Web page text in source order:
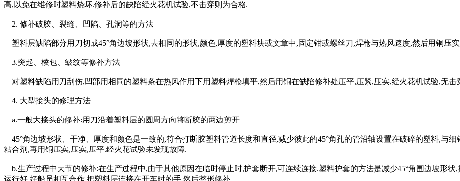
高,以免在维修时塑料烧坏.修补后的缺陷经火花机试验,不击穿则为合格.
2. 修补破胶、裂缝、凹陷、孔洞等的方法
塑料层缺陷部分用刀切成45°角边坡形状,去相同的形状,颜色,厚度的塑料块或文章中,固定钳或螺丝刀,焊枪与热风速度,然后用铜压
3.突起、棱包、皱纹等修补方法
对塑料缺陷用刀刮伤,凹部用相同的塑料条在热风作用下用塑料焊枪填平,然后用铜在缺陷修补处压平,压紧,压实,经火花机试验,无击
4. 大型接头的修理方法
a.一般大接头的修补:用刀沿着塑料层的圆周方向将断胶的两边剪开
45°角边坡形状、干净、厚度和颜色是一致的,符合打断胶塑料管道长度和直径,减少彼此的45°角孔的管沿轴设置在破碎的塑料,与
粘合剂,再用铜压实,压实,压平.经火花试验未发现故障.
b.生产过程中大节的修补:在生产过程中,由于其他原因在临时停止时,护套断开,可连续连接.塑料护套的方法是减少45°角围边坡形
运行好,好船员相互合作,把塑料层连接在开车时的手,然后整形修补.